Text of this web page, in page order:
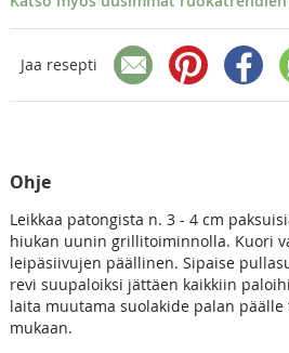
Jaa resepti
Ohje
Leikkaa patongista n. 3 - 4 cm
hiukan uunin grillitoiminnolla. Kuori
leipäsiivujen päällinen. Sipaise
revi suupaloiksi jättäen kaikkiin
laita muutama suolakide palan
mukaan.